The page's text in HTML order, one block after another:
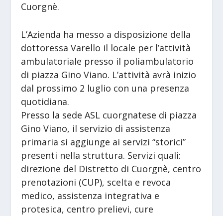
Cuorgnè.
L’Azienda ha messo a disposizione della
dottoressa Varello il locale per l’attività
ambulatoriale presso il poliambulatorio
di piazza Gino Viano. L’attività avrà inizio
dal prossimo 2 luglio con una presenza
quotidiana.
Presso la sede ASL cuorgnatese di piazza
Gino Viano, il servizio di assistenza
primaria si aggiunge ai servizi “storici”
presenti nella struttura. Servizi quali:
direzione del Distretto di Cuorgnè, centro
prenotazioni (CUP), scelta e revoca
medico, assistenza integrativa e
protesica, centro prelievi, cure